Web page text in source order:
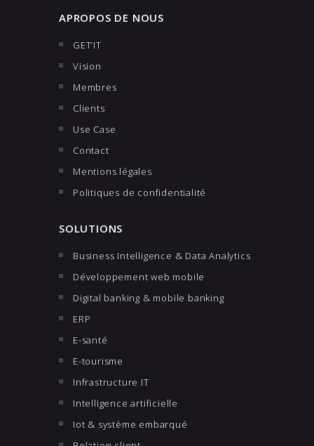
APROPOS DE NOUS
GET’IT
Vision
Membres
Clients
Use Case
Contact
Mentions légales
Politiques de confidentialité
SOLUTIONS
Business Intelligence & Data Analytics
Développement web mobile
Digital banking & mobile banking
ERP
E-santé
E-tourisme
Infrastructure IT
Intelligence artificielle
Iot & système embarqué